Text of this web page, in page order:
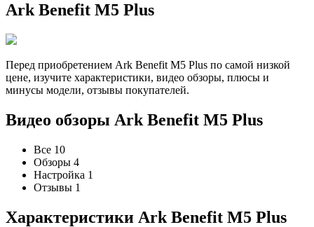
Ark Benefit M5 Plus
Перед приобретением Ark Benefit M5 Plus по самой низкой
цене, изучите характеристики, видео обзоры, плюсы и
минусы модели, отзывы покупателей.
Видео обзоры Ark Benefit M5 Plus
Все 10
Обзоры 4
Настройка 1
Отзывы 1
Характеристики Ark Benefit M5 Plus